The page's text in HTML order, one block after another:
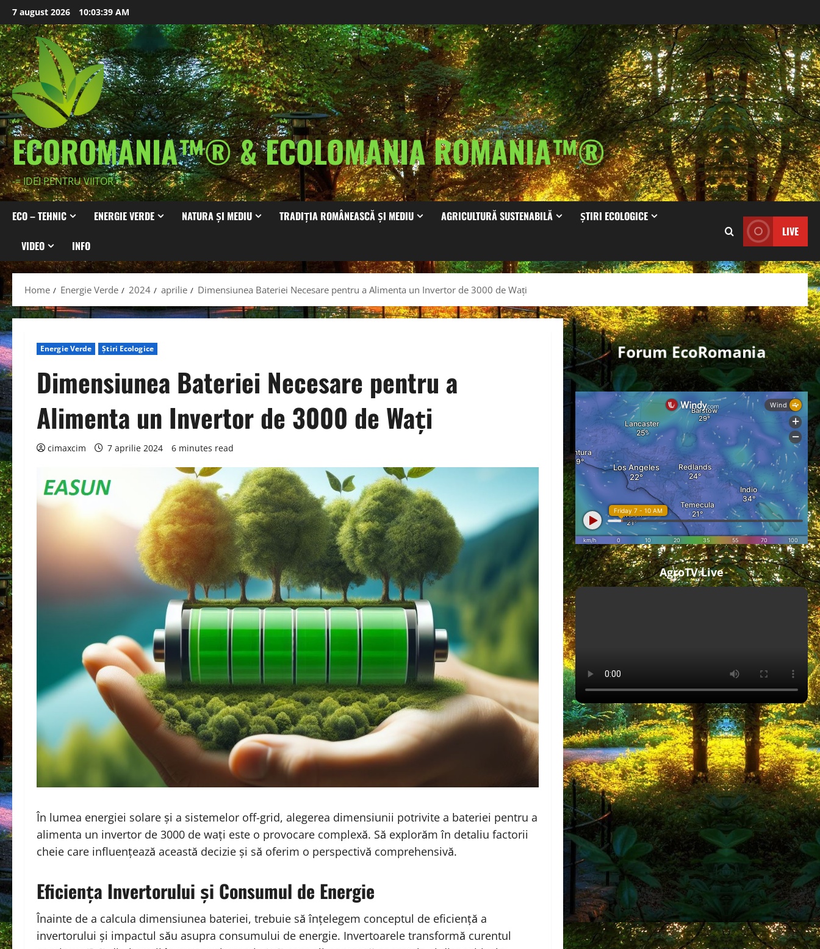
Skip
to
content
7 august 2026 10:03:41 AM
ECOROMANIA™® & ECOLOMANIA ROMANIA™®
-= IDEI PENTRU VIITOR =-
ECO – TEHNIC ENERGIE VERDE NATURA ȘI MEDIU TRADIȚIA ROMÂNEASCĂ ȘI MEDIU AGRICULTURĂ SUSTENABILĂ ȘTIRI ECOLOGICE
VIDEO INFO
LIVE
Home Energie Verde 2024 aprilie Dimensiunea Bateriei Necesare pentru a Alimenta un Invertor de 3000 de Wați
Energie Verde Știri Ecologice
Dimensiunea Bateriei Necesare pentru a
Alimenta un Invertor de 3000 de Wați
cimaxcim 7 aprilie 2024 6 minutes read
În lumea energiei solare și a sistemelor off-grid, alegerea dimensiunii potrivite a bateriei pentru a
alimenta un invertor de 3000 de wați este o provocare complexă. Să explorăm în detaliu factorii
cheie care influențează această decizie și să oferim o perspectivă comprehensivă.
Eficiența Invertorului și Consumul de Energie
Înainte de a calcula dimensiunea bateriei, trebuie să înțelegem conceptul de eficiență a
invertorului și impactul său asupra consumului de energie. Invertoarele transformă curentul
Forum EcoRomania
AgroTV Live